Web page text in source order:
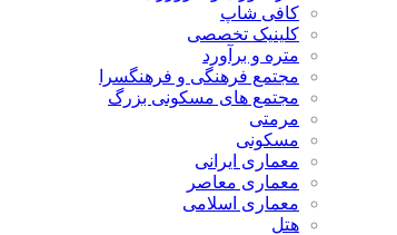
کافی شاپ
کلینیک تخصصی
متره و برآورد
مجتمع فرهنگی و فرهنگسرا
مجتمع های مسکونی بزرگ
مرمتی
مسکونی
معماری ایرانی
معماری معاصر
معماری اسلامی
هتل